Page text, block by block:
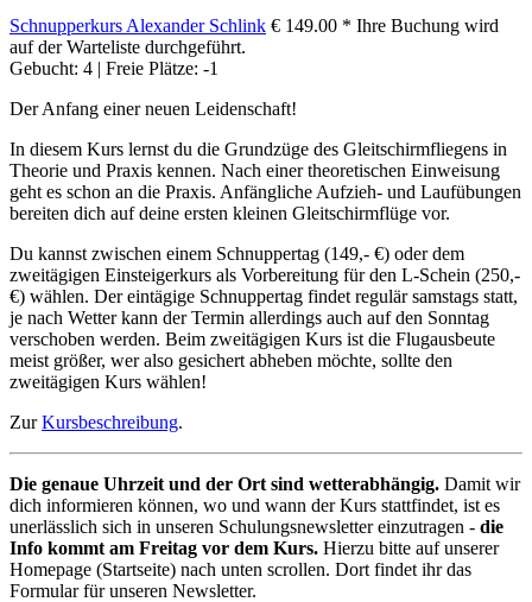
Schnupperkurs Alexander Schlink € 149.00 * Ihre Buchung wird
auf der Warteliste durchgeführt.
Gebucht: 4 | Freie Plätze: -1
Der Anfang einer neuen Leidenschaft!
In diesem Kurs lernst du die Grundzüge des Gleitschirmfliegens in
Theorie und Praxis kennen. Nach einer theoretischen Einweisung
geht es schon an die Praxis. Anfängliche Aufzieh- und Laufübungen
bereiten dich auf deine ersten kleinen Gleitschirmflüge vor.
Du kannst zwischen einem Schnuppertag (149,- €) oder dem
zweitägigen Einsteigerkurs als Vorbereitung für den L-Schein (250,-
€) wählen. Der eintägige Schnuppertag findet regulär samstags statt,
je nach Wetter kann der Termin allerdings auch auf den Sonntag
verschoben werden. Beim zweitägigen Kurs ist die Flugausbeute
meist größer, wer also gesichert abheben möchte, sollte den
zweitägigen Kurs wählen!
ZurKursbeschreibung.
Die genaue Uhrzeit und der Ort sind wetterabhängig. Damit wir
dich informieren können, wo und wann der Kurs stattfindet, ist es
unerlässlich sich in unseren Schulungsnewsletter einzutragen - die
Info kommt am Freitag vor dem Kurs. Hierzu bitte auf unserer
Homepage (Startseite) nach unten scrollen. Dort findet ihr das
Formular für unseren Newsletter.